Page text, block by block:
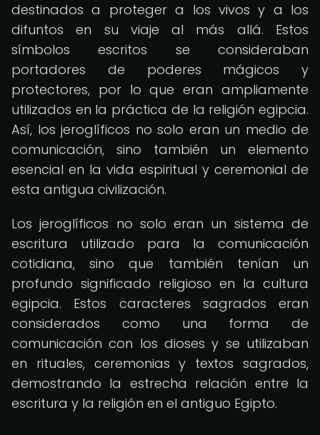
destinados a proteger a los vivos y a los
difuntos en su viaje al más allá. Estos
símbolos escritos se consideraban
portadores de poderes mágicos y
protectores, por lo que eran ampliamente
utilizados en la práctica de la religión egipcia.
Así, los jeroglíficos no solo eran un medio de
comunicación, sino también un elemento
esencial en la vida espiritual y ceremonial de
esta antigua civilización.
Los jeroglíficos no solo eran un sistema de
escritura utilizado para la comunicación
cotidiana, sino que también tenían un
profundo significado religioso en la cultura
egipcia. Estos caracteres sagrados eran
considerados como una forma de
comunicación con los dioses y se utilizaban
en rituales, ceremonias y textos sagrados,
demostrando la estrecha relación entre la
escritura y la religión en el antiguo Egipto.